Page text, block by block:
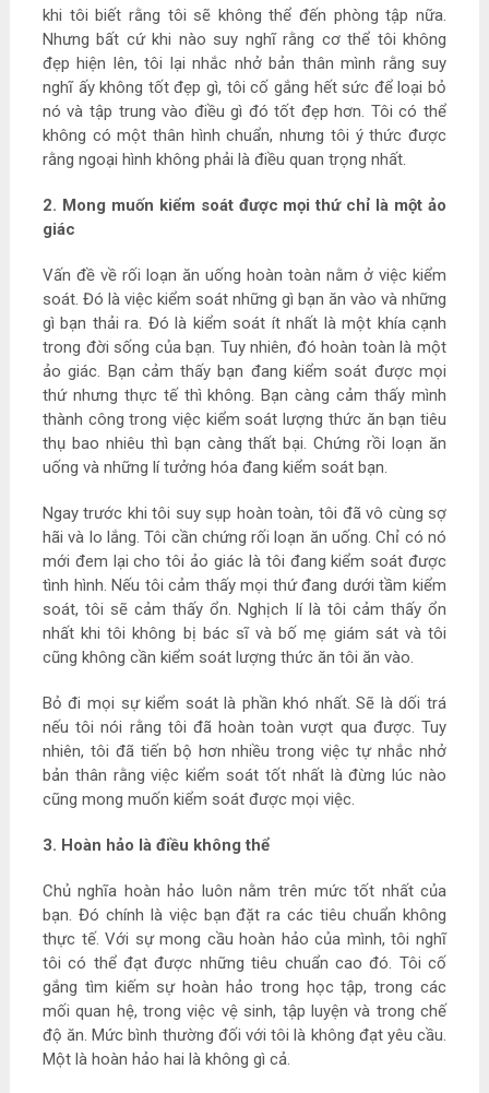
khi tôi biết rằng tôi sẽ không thể đến phòng tập nữa.
Nhưng bất cứ khi nào suy nghĩ rằng cơ thể tôi không
đẹp hiện lên, tôi lại nhắc nhở bản thân mình rằng suy
nghĩ ấy không tốt đẹp gì, tôi cố gắng hết sức để loại bỏ
nó và tập trung vào điều gì đó tốt đẹp hơn. Tôi có thể
không có một thân hình chuẩn, nhưng tôi ý thức được
rằng ngoại hình không phải là điều quan trọng nhất.
2. Mong muốn kiểm soát được mọi thứ chỉ là một ảo
giác
Vấn đề về rối loạn ăn uống hoàn toàn nằm ở việc kiểm
soát. Đó là việc kiểm soát những gì bạn ăn vào và những
gì bạn thải ra. Đó là kiểm soát ít nhất là một khía cạnh
trong đời sống của bạn. Tuy nhiên, đó hoàn toàn là một
ảo giác. Bạn cảm thấy bạn đang kiểm soát được mọi
thứ nhưng thực tế thì không. Bạn càng cảm thấy mình
thành công trong việc kiểm soát lượng thức ăn bạn tiêu
thụ bao nhiêu thì bạn càng thất bại. Chứng rồi loạn ăn
uống và những lí tưởng hóa đang kiểm soát bạn.
Ngay trước khi tôi suy sụp hoàn toàn, tôi đã vô cùng sợ
hãi và lo lắng. Tôi cần chứng rối loạn ăn uống. Chỉ có nó
mới đem lại cho tôi ảo giác là tôi đang kiểm soát được
tình hình. Nếu tôi cảm thấy mọi thứ đang dưới tầm kiểm
soát, tôi sẽ cảm thấy ổn. Nghịch lí là tôi cảm thấy ổn
nhất khi tôi không bị bác sĩ và bố mẹ giám sát và tôi
cũng không cần kiểm soát lượng thức ăn tôi ăn vào.
Bỏ đi mọi sự kiểm soát là phần khó nhất. Sẽ là dối trá
nếu tôi nói rằng tôi đã hoàn toàn vượt qua được. Tuy
nhiên, tôi đã tiến bộ hơn nhiều trong việc tự nhắc nhở
bản thân rằng việc kiểm soát tốt nhất là đừng lúc nào
cũng mong muốn kiểm soát được mọi việc.
3. Hoàn hảo là điều không thể
Chủ nghĩa hoàn hảo luôn nằm trên mức tốt nhất của
bạn. Đó chính là việc bạn đặt ra các tiêu chuẩn không
thực tế. Với sự mong cầu hoàn hảo của mình, tôi nghĩ
tôi có thể đạt được những tiêu chuẩn cao đó. Tôi cố
gắng tìm kiếm sự hoàn hảo trong học tập, trong các
mối quan hệ, trong việc vệ sinh, tập luyện và trong chế
độ ăn. Mức bình thường đối với tôi là không đạt yêu cầu.
Một là hoàn hảo hai là không gì cả.